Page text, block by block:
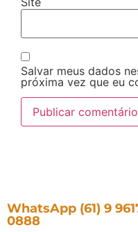
Salvar meus dados
próxima vez que eu
WhatsApp (61) 9
0888